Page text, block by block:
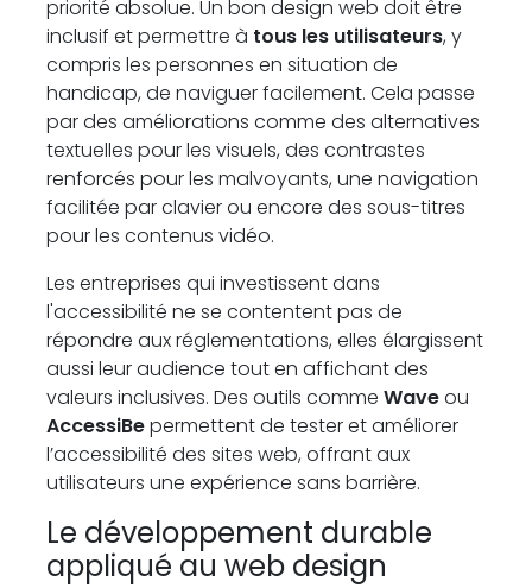
priorité absolue. Un bon design web doit être
inclusif et permettre à tous les utilisateurs, y
compris les personnes en situation de
handicap, de naviguer facilement. Cela passe
par des améliorations comme des alternatives
textuelles pour les visuels, des contrastes
renforcés pour les malvoyants, une navigation
facilitée par clavier ou encore des sous-titres
pour les contenus vidéo.
Les entreprises qui investissent dans
l'accessibilité ne se contentent pas de
répondre aux réglementations, elles élargissent
aussi leur audience tout en affichant des
valeurs inclusives. Des outils comme Waveou
AccessiBepermettent de tester et améliorer
l’accessibilité des sites web, offrant aux
utilisateurs une expérience sans barrière.
Le développement durable
appliqué au web design